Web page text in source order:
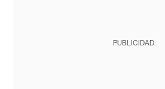
PUBLICIDAD